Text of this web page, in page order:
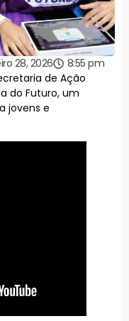
28, 2026
8:55 pm
de Ação
do Futuro, um
jovens e